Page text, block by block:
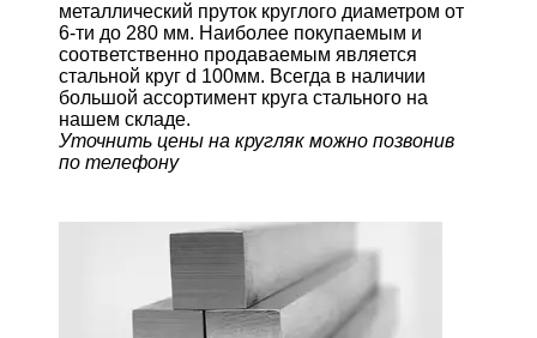
металлический пруток круглого диаметром от
6-ти до 280 мм. Наиболее покупаемым и
соответственно продаваемым является
стальной круг d 100мм. Всегда в наличии
большой ассортимент круга стального на
нашем складе.
Уточнить цены на кругляк можно позвонив
по телефону